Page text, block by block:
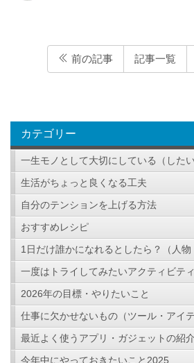
前の記事 記事一覧
カテゴリー
一生モノとして大切にしている（した
生活がちょっと良くなる工夫
自分のテンションを上げる方法
おすすめレシピ
1日だけ誰かになれるとしたら？（人物
一度はトライしてみたいアクティビティ
2026年の目標・やりたいこと
仕事に欠かせないもの（ツール・アイテ
最近よく使うアプリ・ガジェットの紹介
今年中にやっておきたいこと2025